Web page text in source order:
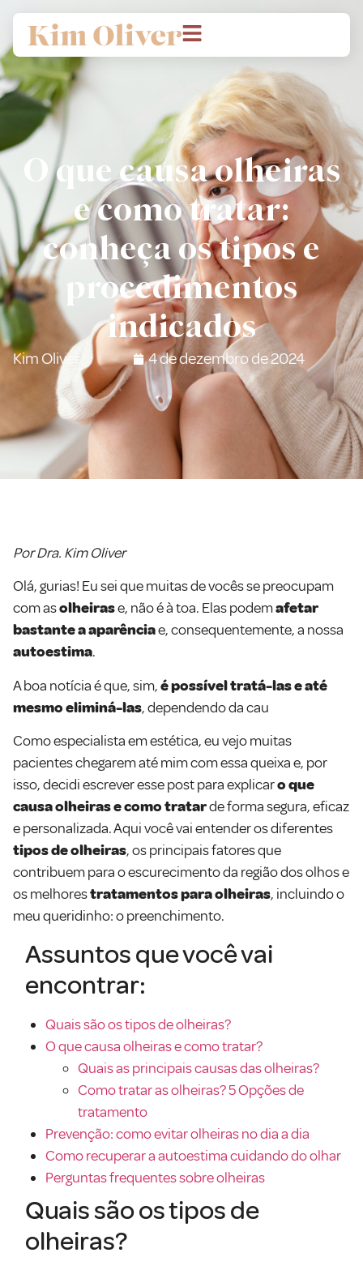
O que causa olheiras
e como tratar:
conheça os tipos e
procedimentos
indicados
Kim Oliver 4 de dezembro de 2024
Por Dra. Kim Oliver
Olá, gurias! Eu sei que muitas de vocês se preocupam
com asolheirase, não é à toa. Elas podemafetar
bastante a aparênciae, consequentemente, a nossa
autoestima.
A boa notícia é que, sim,é possível tratá-las e até
mesmo eliminá-las, dependendo da cau
Como especialista em estética, eu vejo muitas
pacientes chegarem até mim com essa queixa e, por
isso, decidi escrever esse post para explicaro que
causa olheiras e como tratarde forma segura, eficaz
e personalizada. Aqui você vai entender os diferentes
tipos de olheiras, os principais fatores que
contribuem para o escurecimento da região dos olhos e
os melhorestratamentos para olheiras, incluindo o
meu queridinho: o preenchimento.
Assuntos que você vai
encontrar:
Quais são os tipos de olheiras?
O que causa olheiras e como tratar?
Quais as principais causas das olheiras?
Como tratar as olheiras? 5 Opções de
tratamento
Prevenção: como evitar olheiras no dia a dia
Como recuperar a autoestima cuidando do olhar
Perguntas frequentes sobre olheiras
Quais são os tipos de
olheiras?